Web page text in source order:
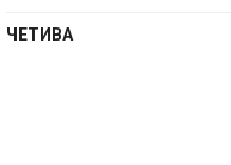
ЧЕТИВА